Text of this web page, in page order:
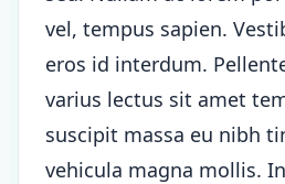
vel, tempus sapien.
eros id interdum.
varius lectus sit amet
suscipit massa eu nibh
vehicula magna mollis.